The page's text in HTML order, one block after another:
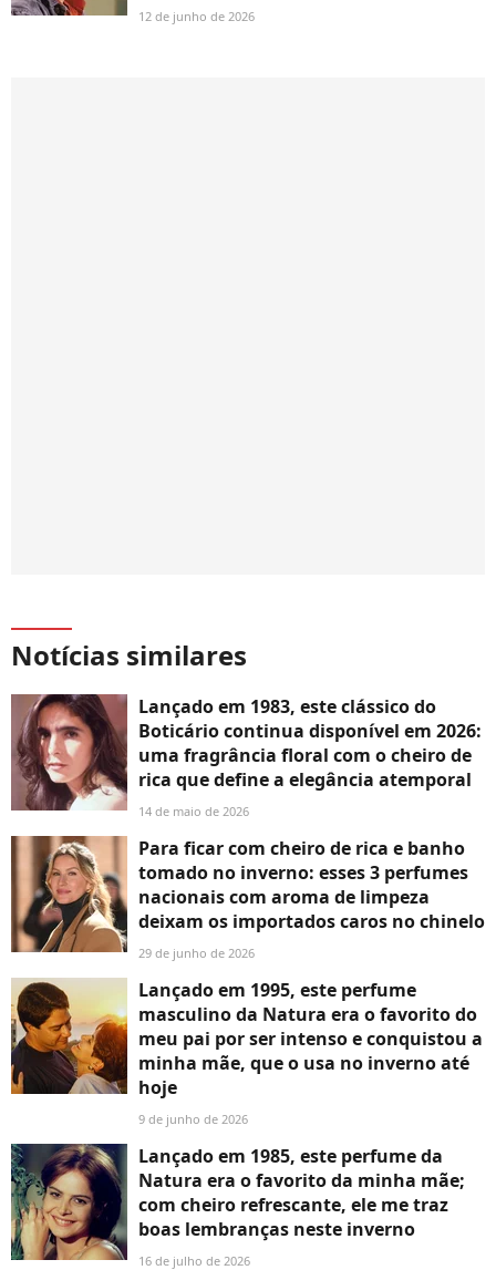
12 de junho de 2026
Notícias similares
Lançado em 1983, este clássico do
Boticário continua disponível em 2026:
uma fragrância floral com o cheiro de
rica que define a elegância atemporal
14 de maio de 2026
Para ficar com cheiro de rica e banho
tomado no inverno: esses 3 perfumes
nacionais com aroma de limpeza
deixam os importados caros no chinelo
29 de junho de 2026
Lançado em 1995, este perfume
masculino da Natura era o favorito do
meu pai por ser intenso e conquistou a
minha mãe, que o usa no inverno até
hoje
9 de junho de 2026
Lançado em 1985, este perfume da
Natura era o favorito da minha mãe;
com cheiro refrescante, ele me traz
boas lembranças neste inverno
16 de julho de 2026